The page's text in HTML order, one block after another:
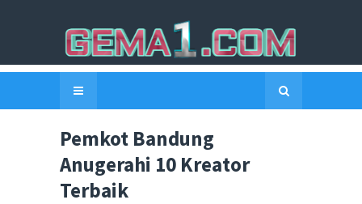
Pemkot Bandung
Anugerahi 10 Kreator
Terbaik